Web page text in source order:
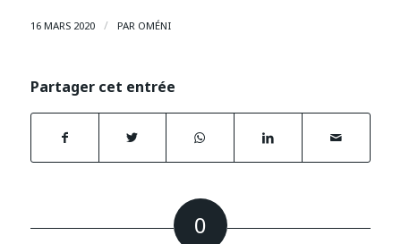
16 MARS 2020 / PAR OMÉNI
Partager cet entrée
0